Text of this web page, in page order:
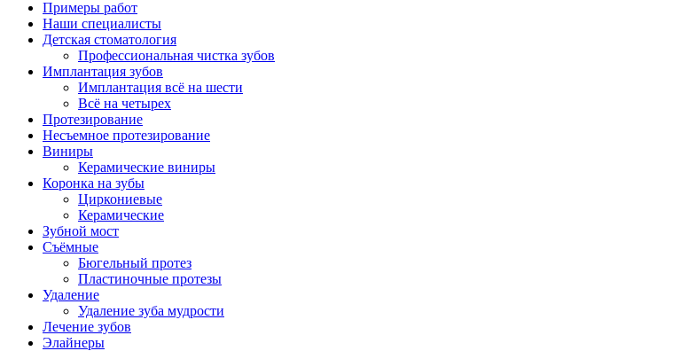
Примеры работ
Наши специалисты
Детская стоматология
Профессиональная чистка зубов
Имплантация зубов
Имплантация всё на шести
Всё на четырех
Протезирование
Несъемное протезирование
Виниры
Керамические виниры
Коронка на зубы
Циркониевые
Керамические
Зубной мост
Съёмные
Бюгельный протез
Пластиночные протезы
Удаление
Удаление зуба мудрости
Лечение зубов
Элайнеры